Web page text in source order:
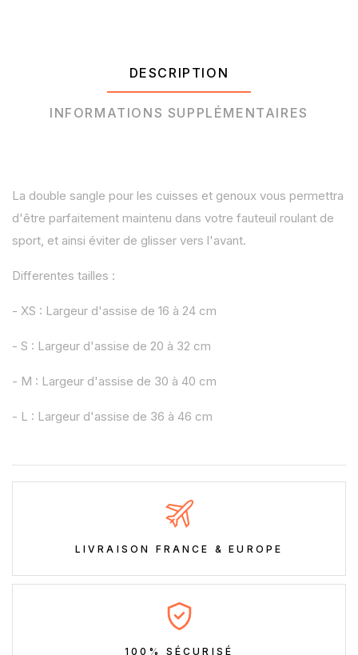
DESCRIPTION
INFORMATIONS SUPPLÉMENTAIRES
La double sangle pour les cuisses et genoux vous permettra
d'être parfaitement maintenu dans votre fauteuil roulant de
sport, et ainsi éviter de glisser vers l'avant.
Differentes tailles :
- XS : Largeur d'assise de 16 à 24 cm
- S : Largeur d'assise de 20 à 32 cm
- M : Largeur d'assise de 30 à 40 cm
- L : Largeur d'assise de 36 à 46 cm
LIVRAISON FRANCE & EUROPE
100% SÉCURISÉ